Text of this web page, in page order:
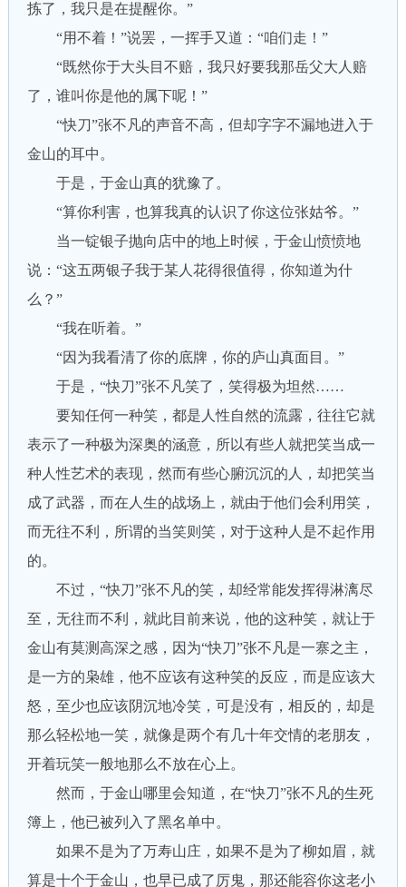
拣了，我只是在提醒你。”
“用不着！”说罢，一挥手又道：“咱们走！”
“既然你于大头目不赔，我只好要我那岳父大人赔
了，谁叫你是他的属下呢！”
“快刀”张不凡的声音不高，但却字字不漏地进入于
金山的耳中。
于是，于金山真的犹豫了。
“算你利害，也算我真的认识了你这位张姑爷。”
当一锭银子抛向店中的地上时候，于金山愤愤地
说：“这五两银子我于某人花得很值得，你知道为什
么？”
“我在听着。”
“因为我看清了你的底牌，你的庐山真面目。”
于是，“快刀”张不凡笑了，笑得极为坦然……
要知任何一种笑，都是人性自然的流露，往往它就
表示了一种极为深奥的涵意，所以有些人就把笑当成一
种人性艺术的表现，然而有些心腑沉沉的人，却把笑当
成了武器，而在人生的战场上，就由于他们会利用笑，
而无往不利，所谓的当笑则笑，对于这种人是不起作用
的。
不过，“快刀”张不凡的笑，却经常能发挥得淋漓尽
至，无往而不利，就此目前来说，他的这种笑，就让于
金山有莫测高深之感，因为“快刀”张不凡是一寨之主，
是一方的枭雄，他不应该有这种笑的反应，而是应该大
怒，至少也应该阴沉地冷笑，可是没有，相反的，却是
那么轻松地一笑，就像是两个有几十年交情的老朋友，
开着玩笑一般地那么不放在心上。
然而，于金山哪里会知道，在“快刀”张不凡的生死
簿上，他已被列入了黑名单中。
如果不是为了万寿山庄，如果不是为了柳如眉，就
算是十个于金山，也早已成了厉鬼，那还能容你这老小